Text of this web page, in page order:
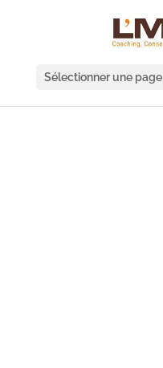
Sélectionner une page